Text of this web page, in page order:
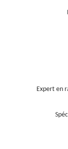
Expert en